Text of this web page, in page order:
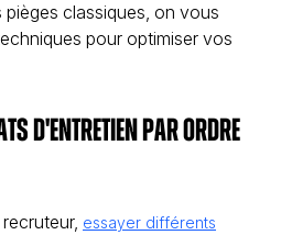
classiques, on vous
pour optimiser vos
d'entretien par ordre
essayer différents